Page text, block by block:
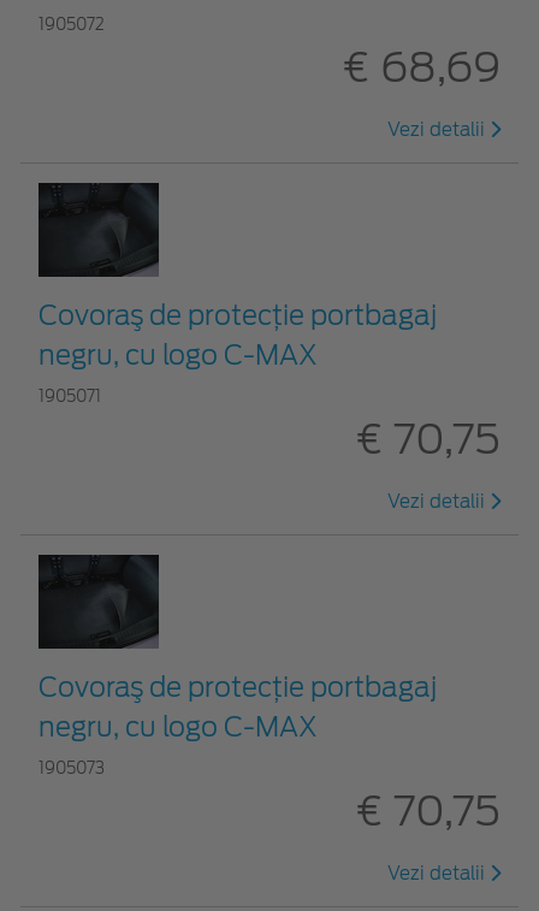
1905072
€ 68,69
Vezi detalii
Covoraş de protecţie portbagaj
negru, cu logo C-MAX
1905071
€ 70,75
Vezi detalii
Covoraş de protecţie portbagaj
negru, cu logo C-MAX
1905073
€ 70,75
Vezi detalii